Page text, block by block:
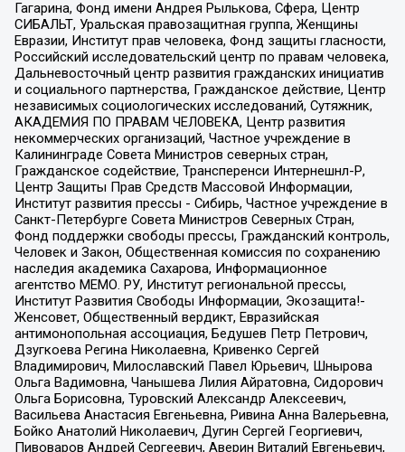
Гагарина, Фонд имени Андрея Рылькова, Сфера, Центр
СИБАЛЬТ, Уральская правозащитная группа, Женщины
Евразии, Институт прав человека, Фонд защиты гласности,
Российский исследовательский центр по правам человека,
Дальневосточный центр развития гражданских инициатив
и социального партнерства, Гражданское действие, Центр
независимых социологических исследований, Сутяжник,
АКАДЕМИЯ ПО ПРАВАМ ЧЕЛОВЕКА, Центр развития
некоммерческих организаций, Частное учреждение в
Калининграде Совета Министров северных стран,
Гражданское содействие, Трансперенси Интернешнл-Р,
Центр Защиты Прав Средств Массовой Информации,
Институт развития прессы - Сибирь, Частное учреждение в
Санкт-Петербурге Совета Министров Северных Стран,
Фонд поддержки свободы прессы, Гражданский контроль,
Человек и Закон, Общественная комиссия по сохранению
наследия академика Сахарова, Информационное
агентство МЕМО. РУ, Институт региональной прессы,
Институт Развития Свободы Информации, Экозащита!-
Женсовет, Общественный вердикт, Евразийская
антимонопольная ассоциация, Бедушев Петр Петрович,
Дзугкоева Регина Николаевна, Кривенко Сергей
Владимирович, Милославский Павел Юрьевич, Шнырова
Ольга Вадимовна, Чанышева Лилия Айратовна, Сидорович
Ольга Борисовна, Туровский Александр Алексеевич,
Васильева Анастасия Евгеньевна, Ривина Анна Валерьевна,
Бойко Анатолий Николаевич, Дугин Сергей Георгиевич,
Пивоваров Андрей Сергеевич, Аверин Виталий Евгеньевич,